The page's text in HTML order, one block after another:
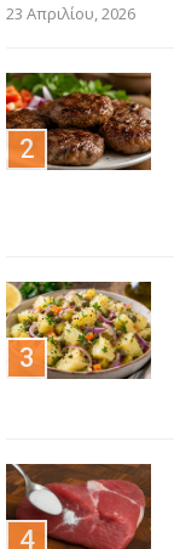
23 Απριλίου, 2026